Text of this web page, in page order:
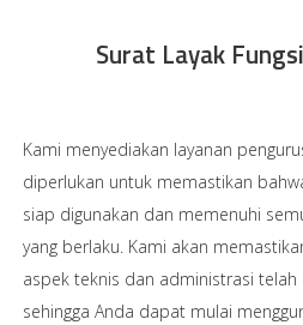
Surat Layak
Kami menyediakan layanan
diperlukan untuk memastikan
siap digunakan dan memenuhi
yang berlaku. Kami akan
aspek teknis dan administrasi telah
sehingga Anda dapat mulai